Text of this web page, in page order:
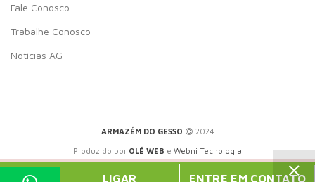
Fale Conosco
Trabalhe Conosco
Notícias AG
ARMAZÉM DO GESSO 2024
Produzido por OLÉ WEB e Webni Tecnologia
PHP Code Snippets Powered By :XYZScripts.com
LIGAR ENTRE EM CONTATO